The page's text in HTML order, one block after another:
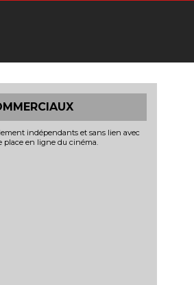
indépendants et sans lien avec
place en ligne du cinéma.